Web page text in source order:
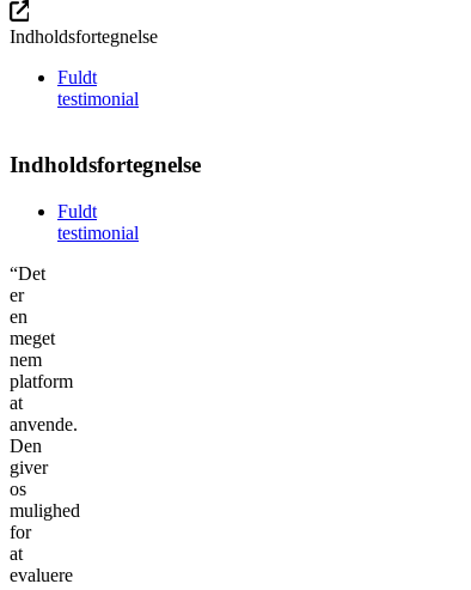
Indholdsfortegnelse
Fuldt
testimonial
Indholdsfortegnelse
Fuldt
testimonial
“Det
er
en
meget
nem
platform
at
anvende.
Den
giver
os
mulighed
for
at
evaluere